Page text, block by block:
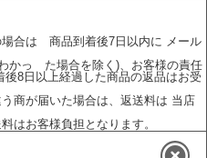
合は 商品到着後7日以内に メール
かっ た場合を除く)、お客様の責任
8日以上経過した商品の返品はお受
商が届いた場合は、返送料は 当店
はお客様負担となります。